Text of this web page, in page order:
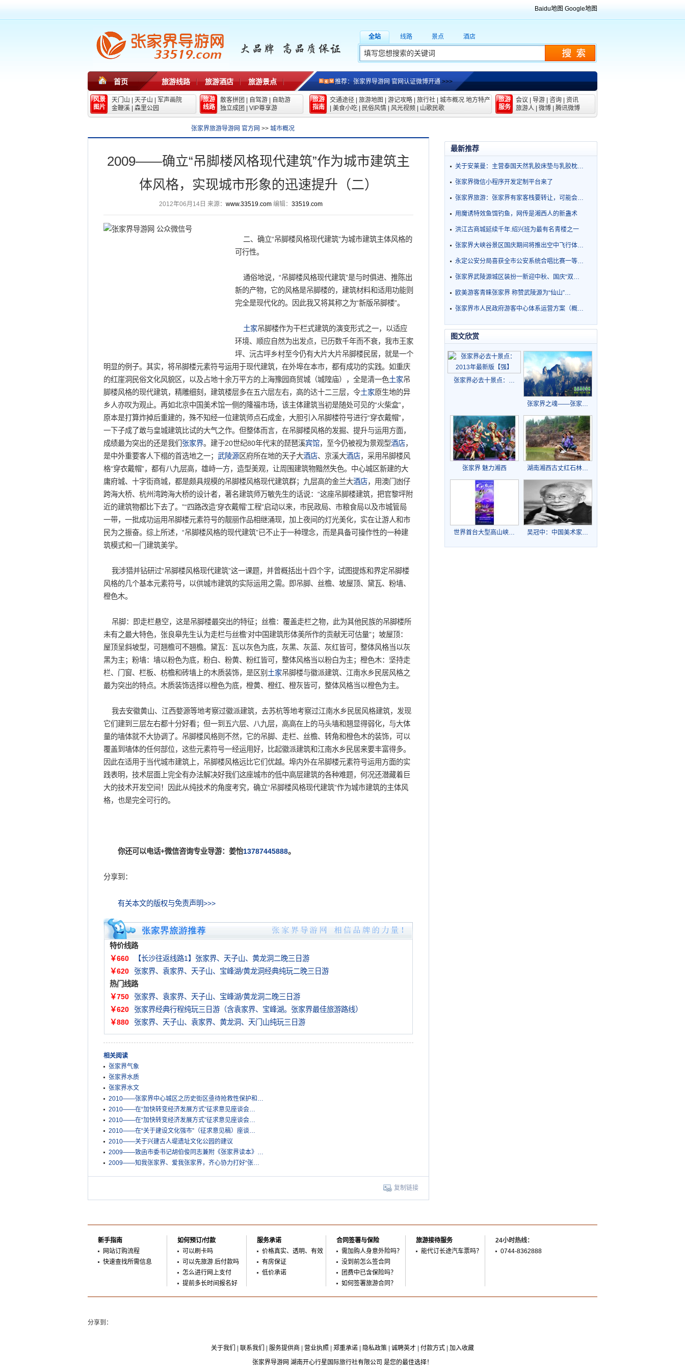
Baidu地图 Google地图
全站 线路 景点 酒店
首页 旅游线路 旅游酒店 旅游景点 推荐：张家界导游网 官网认证微博开通>>>
风景
图片
天门山 天子山
军声画院
金鞭溪
森里公园
旅游
线路
散客拼团 自驾游
自助游
独立成团
VIP尊享游
旅游
指南
交通途径 旅游地图 游记攻略 旅行社 城市概况 地方特产
美食小吃 民俗风情 风光视频 山歌民歌
旅游
服务
会议 导游 咨询
资讯
旅游人
微博 腾讯微博
张家界旅游导游网 官方网 >> 城市概况
2009——确立“吊脚楼风格现代建筑”作为城市建筑主
体风格，实现城市形象的迅速提升（二）
2012年06月14日 来源： www.33519.com编辑： 33519.com
二、确立“吊脚楼风格现代建筑”为城市建筑主体风格的
可行性。
通俗地说，“吊脚楼风格现代建筑”是与时俱进、推陈出
新的产物，它的风格是吊脚楼的，建筑材料和适用功能则
完全是现代化的。因此我又将其称之为“新版吊脚楼”。
土家吊脚楼作为干栏式建筑的演变形式之一，以适应
环境、顺应自然为出发点，已历数千年而不衰，我市王家
坪、沅古坪乡村至今仍有大片大片吊脚楼民居，就是一个
明显的例子。其实，将吊脚楼元素符号运用于现代建筑，在外埠在本市，都有成功的实践。如重庆
的红崖洞民俗文化风貌区，以及占地十余万平方的上海豫园商贸城（城隍庙），全是清一色土家吊
脚楼风格的现代建筑，精雕细刻，建筑楼层多在五六层左右，高的达十二三层，令土家原生地的异
乡人亦叹为观止。再如北京中国美术馆一侧的隆福市场，该主体建筑当初是随处可见的“火柴盒”，
原本是打算炸掉后重建的，殊不知经一位建筑师点石成金，大胆引入吊脚楼符号进行“穿衣戴帽”，
一下子成了敢与皇城建筑比试的大气之作。但整体而言，在吊脚楼风格的发掘、提升与运用方面，
成绩最为突出的还是我们 张家界。建于20世纪80年代末的琵琶溪宾馆，至今仍被视为景观型酒店，
是中外重要客人下榻的首选地之一； 武陵源区府所在地的天子大酒店、京溪大酒店，采用吊脚楼风
格“穿衣戴帽”，都有八九层高，雄峙一方，造型美观，让周围建筑物黯然失色。中心城区新建的大
庸府城、十字街商城，都是颇具规模的吊脚楼风格现代建筑群；九层高的金兰大酒店，用澳门凼仔
跨海大桥、杭州湾跨海大桥的设计者，著名建筑师万敏先生的话说：“这座吊脚楼建筑，把官黎坪附
近的建筑物都比下去了。”“四路改造‘穿衣戴帽’工程”启动以来，市民政局、市粮食局以及市城管局
一带，一批成功运用吊脚楼元素符号的靓丽作品相继涌现，加上夜间的灯光美化，实在让游人和市
民为之振奋。综上所述，“吊脚楼风格的现代建筑”已不止于一种理念，而是具备可操作性的一种建
筑模式和一门建筑美学。
我涉猎并钻研过“吊脚楼风格现代建筑”这一课题，并曾概括出十四个字，试图提炼和界定吊脚楼
风格的几个基本元素符号，以供城市建筑的实际运用之需。即吊脚、丝檐、坡屋顶、黛瓦、粉墙、
橙色木。
吊脚：即走栏悬空，这是吊脚楼最突出的特征；丝檐：覆盖走栏之物，此为其他民族的吊脚楼所
未有之最大特色，张良皋先生认为走栏与丝檐‘对中国建筑形体美所作的贡献无可估量”；坡屋顶：
屋顶呈斜坡型，可翘檐可不翘檐。黛瓦：瓦以灰色为底，灰黑、灰蓝、灰红皆可，整体风格当以灰
黑为主；粉墙：墙以粉色为底，粉白、粉黄、粉红皆可，整体风格当以粉白为主；橙色木：坚持走
栏、门窗、栏板、枋檐和砖墙上的木质装饰，是区别 土家吊脚楼与徽派建筑、江南水乡民居风格之
最为突出的特点。木质装饰选择以橙色为底，橙黄、橙红、橙灰皆可，整体风格当以橙色为主。
我去安徽黄山、江西婺源等地考察过徽派建筑，去苏杭等地考察过江南水乡民居风格建筑，发现
它们建到三层左右都十分好看；但一到五六层、八九层，高高在上的马头墙和翘显得弱化，与大体
量的墙体就不大协调了。吊脚楼风格则不然，它的吊脚、走栏、丝檐、转角和橙色木的装饰，可以
覆盖到墙体的任何部位，这些元素符号一经运用好，比起徽派建筑和江南水乡民居来要丰富得多。
因此在适用于当代城市建筑上，吊脚楼风格远比它们优越。埠内外在吊脚楼元素符号运用方面的实
践表明，技术层面上完全有办法解决好我们这座城市的低中高层建筑的各种难题，何况还潜藏着巨
大的技术开发空间！因此从纯技术的角度考究，确立“吊脚楼风格现代建筑”作为城市建筑的主体风
格，也是完全可行的。
你还可以电话+微信咨询专业导游：姜怡13787445888。
分享到：
有关本文的版权与免责声明>>>
特价线路
￥660
【长沙往返线路1】张家界、天子山、黄龙洞二晚三日游
￥620
张家界、袁家界、天子山、宝峰湖/黄龙洞经典纯玩二晚三日游
热门线路
￥750
张家界、袁家界、天子山、宝峰湖/黄龙洞二晚三日游
￥620
张家界经典行程纯玩三日游（含袁家界、宝峰湖。张家界最佳旅游路线）
￥880
张家界、天子山、袁家界、黄龙洞、天门山纯玩三日游
相关阅读
张家界气象
张家界水质
张家界水文
2010——张家界中心城区之历史街区亟待抢救性保护和…
2010——在“加快转变经济发展方式”征求意见座谈会…
2010——在“加快转变经济发展方式”征求意见座谈会…
2010——在“关于建设文化强市”（征求意见稿）座谈…
2010——关于兴建古人堤遗址文化公园的建议
2009——致函市委书记胡伯俊同志兼附《张家界读本》…
2009——知我张家界、爱我张家界，齐心协力打好“张…
复制链接
最新推荐
关于安莱曼：主营泰国天然乳胶床垫与乳胶枕…
张家界微信小程序开发定制平台来了
张家界旅游：张家界有家客栈要转让，可能会…
用魔诱特效鱼饵钓鱼，网传是湘西人的新蛊术
洪江古商城延续千年.绍兴班为最有名青楼之一
张家界大峡谷景区国庆期间将推出空中飞行体…
永定公安分局喜获全市公安系统合唱比赛一等…
张家界武陵源城区装扮一新迎中秋、国庆“双…
欧美游客青睐张家界 称赞武陵源为“仙山”…
张家界市人民政府游客中心体系运营方案（概…
图文欣赏
张家界必去十景点：…
张家界之魂——张家…
张家界 魅力湘西 湖南湘西古丈红石林…
世界首台大型高山峡… 吴冠中：中国美术家…
新手指南
网站订购流程
快速查找所需信息
如何预订/付款
可以刷卡吗
可以先旅游 后付款吗
怎么进行网上支付
提前多长时间报名好
服务承诺
价格真实、透明、有效
有房保证
低价承诺
合同签署与保险
需加购人身意外险吗？
没到前怎么签合同
团费中已含保险吗？
如何签署旅游合同？
旅游接待服务
能代订长途汽车票吗？
24小时热线：
0744-8362888
分享到：
关于我们 联系我们 服务提供商 营业执照 郑重承诺 隐私政策 诚聘英才 付款方式
加入收藏
张家界导游网 湖南开心行星国际旅行社有限公司 是您的最佳选择！